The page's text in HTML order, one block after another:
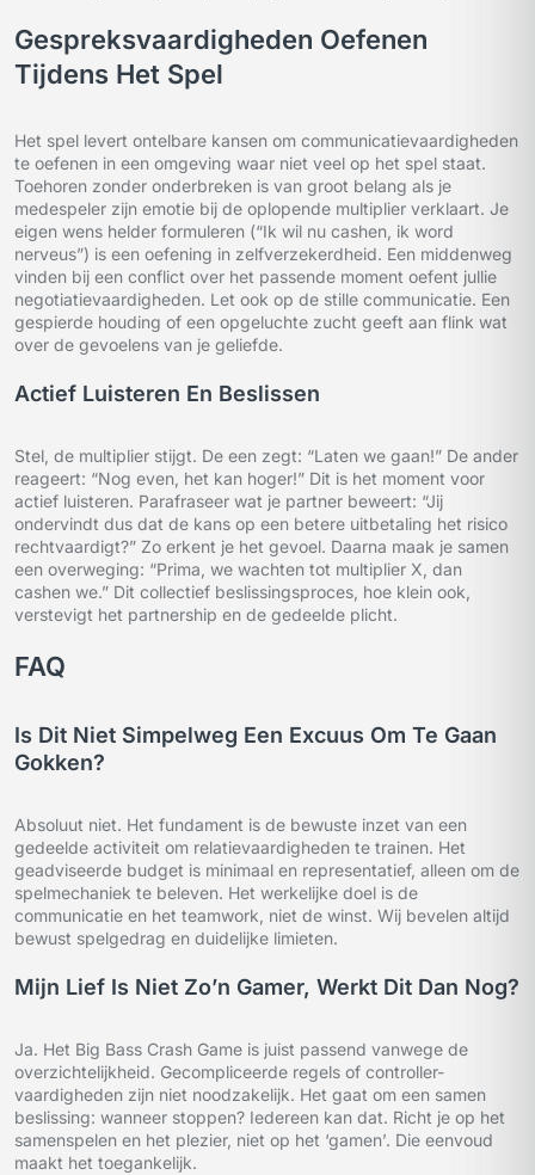
Gespreksvaardigheden Oefenen
Tijdens Het Spel
Het spel levert ontelbare kansen om communicatievaardigheden
te oefenen in een omgeving waar niet veel op het spel staat.
Toehoren zonder onderbreken is van groot belang als je
medespeler zijn emotie bij de oplopende multiplier verklaart. Je
eigen wens helder formuleren (“Ik wil nu cashen, ik word
nerveus”) is een oefening in zelfverzekerdheid. Een middenweg
vinden bij een conflict over het passende moment oefent jullie
negotiatievaardigheden. Let ook op de stille communicatie. Een
gespierde houding of een opgeluchte zucht geeft aan flink wat
over de gevoelens van je geliefde.
Actief Luisteren En Beslissen
Stel, de multiplier stijgt. De een zegt: “Laten we gaan!” De ander
reageert: “Nog even, het kan hoger!” Dit is het moment voor
actief luisteren. Parafraseer wat je partner beweert: “Jij
ondervindt dus dat de kans op een betere uitbetaling het risico
rechtvaardigt?” Zo erkent je het gevoel. Daarna maak je samen
een overweging: “Prima, we wachten tot multiplier X, dan
cashen we.” Dit collectief beslissingsproces, hoe klein ook,
verstevigt het partnership en de gedeelde plicht.
FAQ
Is Dit Niet Simpelweg Een Excuus Om Te Gaan
Gokken?
Absoluut niet. Het fundament is de bewuste inzet van een
gedeelde activiteit om relatievaardigheden te trainen. Het
geadviseerde budget is minimaal en representatief, alleen om de
spelmechaniek te beleven. Het werkelijke doel is de
communicatie en het teamwork, niet de winst. Wij bevelen altijd
bewust spelgedrag en duidelijke limieten.
Mijn Lief Is Niet Zo’n Gamer, Werkt Dit Dan Nog?
Ja. Het Big Bass Crash Game is juist passend vanwege de
overzichtelijkheid. Gecompliceerde regels of controller-
vaardigheden zijn niet noodzakelijk. Het gaat om een samen
beslissing: wanneer stoppen? Iedereen kan dat. Richt je op het
samenspelen en het plezier, niet op het ‘gamen’. Die eenvoud
maakt het toegankelijk.